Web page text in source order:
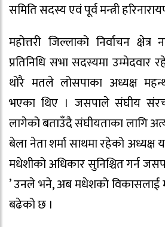
समिति सदस्य एवं पूर्व मन्त्री
महोत्तरी जिल्लाको निर्वाचन
प्रतिनिधि सभा सदस्यमा उम्मेदवार
थोरै मतले लोसपाका अध्यक्ष
भएका थिए । जसपाले संघीय
लागेको बताउँदै संघीयताका लागि
बेला नेता शर्मा साथमा रहेको
मधेशीको अधिकार सुनिश्चित गर्न
’ उनले भने, अब मधेशको विकासलाई
बढेको छ ।